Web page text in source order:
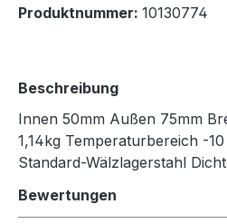
Produktnummer: 10130774
Beschreibung
Innen 50mm Außen 75mm
1,14kg Temperaturbereich -
Standard-Wälzlagerstahl
Bewertungen